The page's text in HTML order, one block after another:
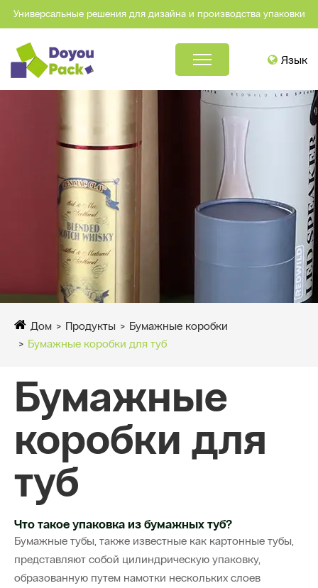
Универсальные решения для дизайна и производства упаковки
Язык
Дом Продукты
Бумажные коробки
Бумажные коробки для туб
Бумажные
коробки для
туб
Что такое упаковка из бумажных туб?
Бумажные тубы, также известные как картонные тубы,
представляют собой цилиндрическую упаковку,
образованную путем намотки нескольких слоев